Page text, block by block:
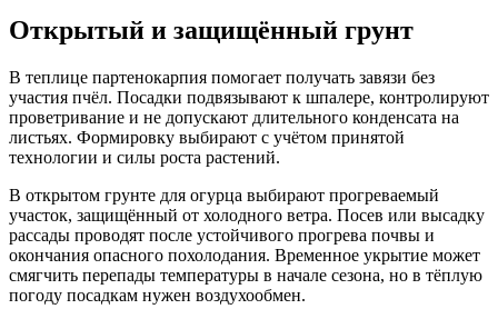
Открытый и защищённый грунт
В теплице партенокарпия помогает получать завязи без
участия пчёл. Посадки подвязывают к шпалере, контролируют
проветривание и не допускают длительного конденсата на
листьях. Формировку выбирают с учётом принятой
технологии и силы роста растений.
В открытом грунте для огурца выбирают прогреваемый
участок, защищённый от холодного ветра. Посев или высадку
рассады проводят после устойчивого прогрева почвы и
окончания опасного похолодания. Временное укрытие может
смягчить перепады температуры в начале сезона, но в тёплую
погоду посадкам нужен воздухообмен.